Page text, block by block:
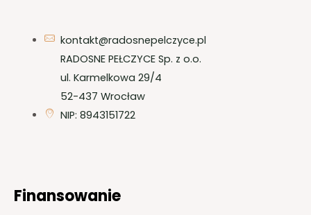
kontakt@radosnepelczyce.pl
RADOSNE PEŁCZYCE Sp. z o.o.
ul. Karmelkowa 29/4
52-437 Wrocław
NIP: 8943151722
Finansowanie